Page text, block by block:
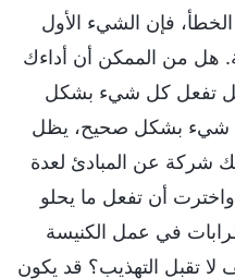
فإن الشيء الأول
هل من الممكن أن أداءك
تفعل كل شيء بشكل
شيء بشكل صحيح، يظل
شركة عن المبادئ لعدة
أن تفعل ما يحلو
في عمل الكنيسة
تقبل التهذيب؟ قد يكون